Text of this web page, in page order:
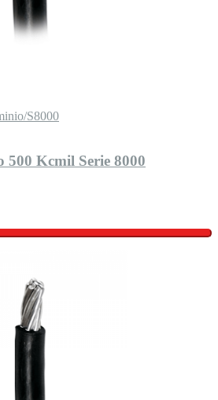
S8000
500 Kcmil Serie 8000